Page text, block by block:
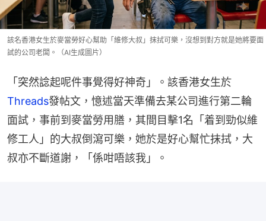
該名香港女生於麥當勞好心幫助「維修大叔」抹拭可樂，沒想到對方就是她將要面
試的公司老闆。（AI生成圖片）
「突然諗起呢件事覺得好神奇」。該香港女生於
Threads發帖文，憶述當天準備去某公司進行第二輪
面試，事前到麥當勞用膳，其間目擊1名「着到勁似維
修工人」的大叔倒瀉可樂，她於是好心幫忙抹拭，大
叔亦不斷道謝，「係咁唔該我」。